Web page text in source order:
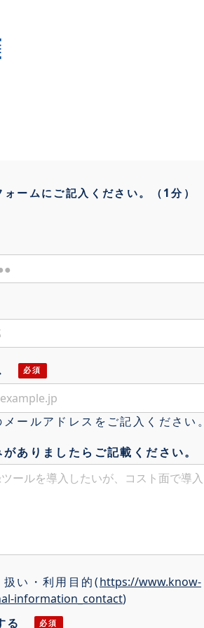
ォームにご記入ください。（1分）
ールアドレスをご記入ください。
ありましたらご記載ください。
い・利用目的(https://www.know-
information_contact)
る